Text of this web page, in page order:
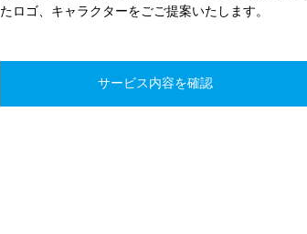
たロゴ、キャラクターをごご提案いたします。